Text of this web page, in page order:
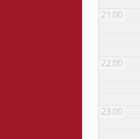
21:00
22:00
23:00